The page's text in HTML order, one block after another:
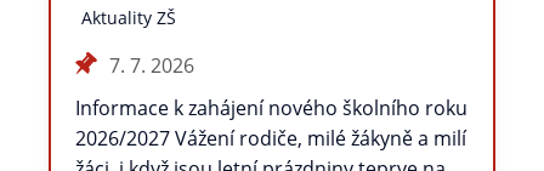
Aktuality ZŠ
7. 7. 2026
Informace k zahájení nového školního roku
2026/2027 Vážení rodiče, milé žákyně a milí